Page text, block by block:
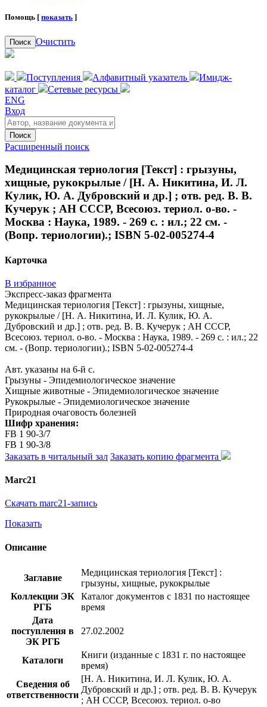
Помощь [ показать ]
Поиск Очистить
Поступления Алфавитный указатель
Имидж-
каталог
Сетевые ресурсы
ENG
Вход
Поиск
Расширенный поиск
Медицинская териология [Текст] : грызуны,
хищные, рукокрылые / [Н. А. Никитина, И. Л.
Кулик, Ю. А. Дубровский и др.] ; отв. ред. В. В.
Кучерук ; АН СССР, Всесоюз. териол. о-во. -
Москва : Наука, 1989. - 269 с. : ил.; 22 см. -
(Вопр. териологии).; ISBN 5-02-005274-4
Карточка
В избранное
Экспресс-заказ фрагмента
Медицинская териология [Текст] : грызуны, хищные,
рукокрылые / [Н. А. Никитина, И. Л. Кулик, Ю. А.
Дубровский и др.] ; отв. ред. В. В. Кучерук ; АН СССР,
Всесоюз. териол. о-во. - Москва : Наука, 1989. - 269 с. : ил.; 22
см. - (Вопр. териологии).; ISBN 5-02-005274-4
Авт. указаны на 6-й с.
Грызуны - Эпидемиологическое значение
Хищные животные - Эпидемиологическое значение
Рукокрылые - Эпидемиологическое значение
Природная очаговость болезней
Шифр хранения:
FB 1 90-3/7
FB 1 90-3/8
Заказать в читальный зал Заказать копию фрагмента
Marc21
Скачать marc21-запись
Показать
Описание
Заглавие
Медицинская териология [Текст] :
грызуны, хищные, рукокрылые
Коллекции ЭК
РГБ
Каталог документов с 1831 по настоящее
время
Дата
поступления в
ЭК РГБ
27.02.2002
Каталоги
Книги (изданные с 1831 г. по настоящее
время)
Сведения об
ответственности
[Н. А. Никитина, И. Л. Кулик, Ю. А.
Дубровский и др.] ; отв. ред. В. В. Кучерук
; АН СССР, Всесоюз. териол. о-во